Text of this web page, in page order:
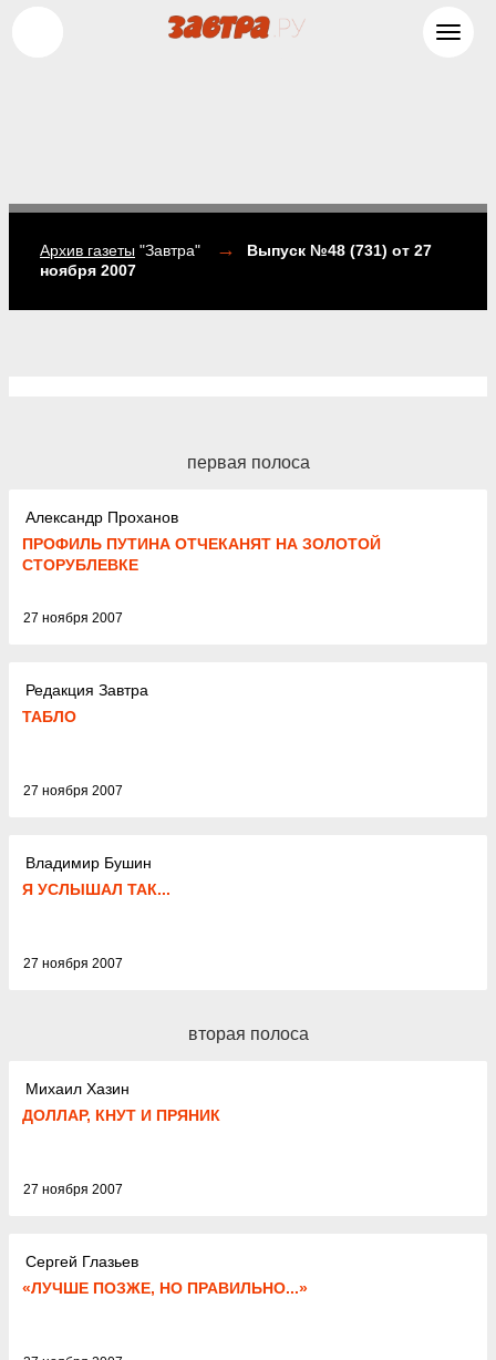
Архив газеты "Завтра" → Выпуск №48 (731) от 27
ноября 2007
первая полоса
Александр Проханов
ПРОФИЛЬ ПУТИНА ОТЧЕКАНЯТ НА ЗОЛОТОЙ
СТОРУБЛЕВКЕ
27 ноября 2007
Редакция Завтра
ТАБЛО
27 ноября 2007
Владимир Бушин
Я УСЛЫШАЛ ТАК...
27 ноября 2007
вторая полоса
Михаил Хазин
ДОЛЛАР, КНУТ И ПРЯНИК
27 ноября 2007
Сергей Глазьев
«ЛУЧШЕ ПОЗЖЕ, НО ПРАВИЛЬНО...»